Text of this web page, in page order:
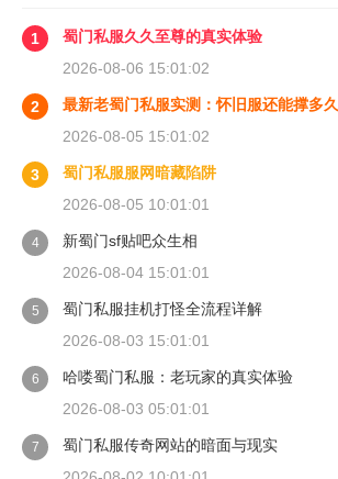
1
蜀门私服久久至尊的真实体验
2026-08-06 15:01:02
2
最新老蜀门私服实测：怀旧服还能撑多久
2026-08-05 15:01:02
3
蜀门私服服网暗藏陷阱
2026-08-05 10:01:01
4
新蜀门sf贴吧众生相
2026-08-04 15:01:01
5
蜀门私服挂机打怪全流程详解
2026-08-03 15:01:01
6
哈喽蜀门私服：老玩家的真实体验
2026-08-03 05:01:01
7
蜀门私服传奇网站的暗面与现实